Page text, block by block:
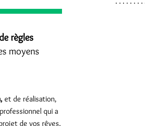
règles
moyens
et de réalisation,
qui a
de vos rêves.